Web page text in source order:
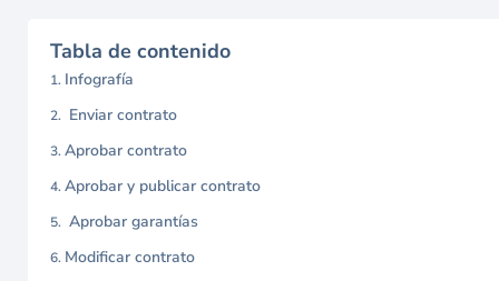
Tabla de contenido
Infografía
Enviar contrato
Aprobar contrato
Aprobar y publicar contrato
Aprobar garantías
Modificar contrato